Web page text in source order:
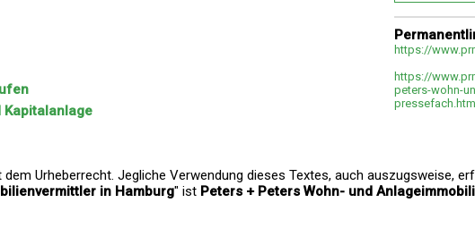
https://
https://
peters-wohn-
pressefach.html
dem Urheberrecht. Jegliche Verwendung dieses Textes, auch auszugsweise,
in Hamburg" ist Peters + Peters Wohn- und